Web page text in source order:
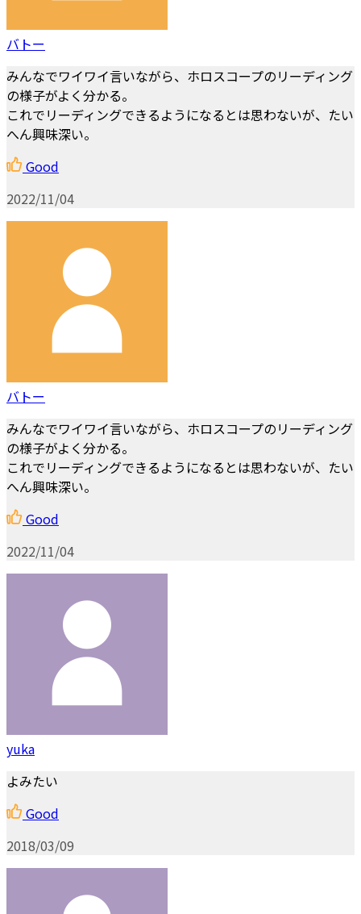
バトー
みんなでワイワイ言いながら、ホロスコープのリーディング
の様子がよく分かる。
これでリーディングできるようになるとは思わないが、たい
へん興味深い。
Good
2022/11/04
バトー
みんなでワイワイ言いながら、ホロスコープのリーディング
の様子がよく分かる。
これでリーディングできるようになるとは思わないが、たい
へん興味深い。
Good
2022/11/04
yuka
よみたい
Good
2018/03/09